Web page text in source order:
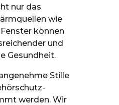
nur das
wie
können
und
Gesundheit.
Stille
werden. Wir